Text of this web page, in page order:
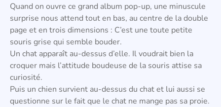
Quand on ouvre ce grand album pop-up, une minuscule
surprise nous attend tout en bas, au centre de la double
page et en trois dimensions : C’est une toute petite
souris grise qui semble bouder.
Un chat apparaît au-dessus d’elle. Il voudrait bien la
croquer mais l’attitude boudeuse de la souris attise sa
curiosité.
Puis un chien survient au-dessus du chat et lui aussi se
questionne sur le fait que le chat ne mange pas sa proie.